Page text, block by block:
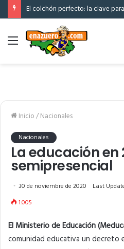
El colchón perfecto: la clave
Menú
Inicio/Nacionales
Nacionales
La educación en
semipresencial
30 de noviembre de 2020
Last
1.005
El Ministerio de Educación
comunidad educativa un decreto